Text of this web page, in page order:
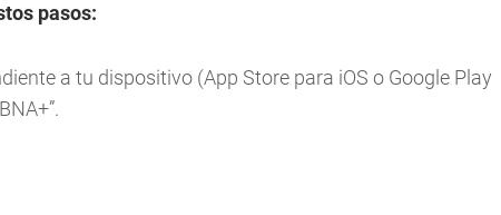
pasos:
a tu dispositivo (App Store para iOS o Google Play